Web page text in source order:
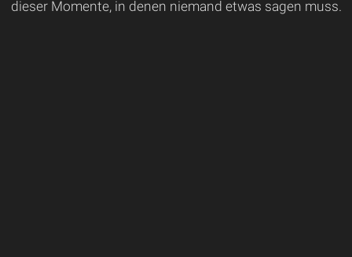
dieser Momente, in denen niemand etwas sagen muss.